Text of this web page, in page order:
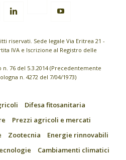
riservati. Sede legale Via Eritrea 21 -
IVA e Iscrizione al Registro delle
76 del 5.3.2014 (Precedentemente
n. 4272 del 7/04/1973)
Difesa fitosanitaria
Prezzi agricoli e mercati
Zootecnia
Energie rinnovabili
Cambiamenti climatici